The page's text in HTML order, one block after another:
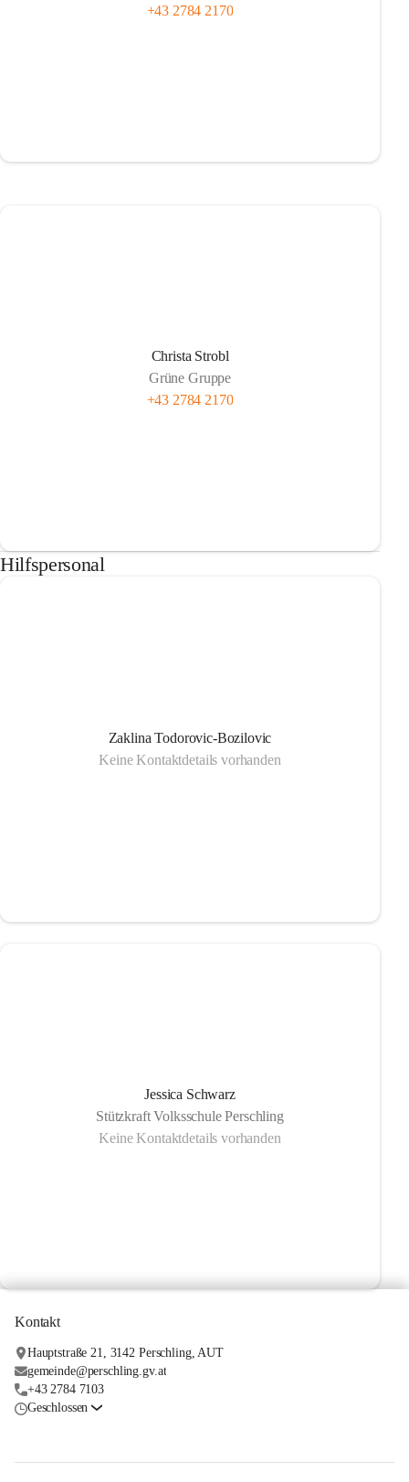
+43 2784 2170
Christa Strobl
Grüne Gruppe
+43 2784 2170
Hilfspersonal
Zaklina Todorovic-Bozilovic
Keine Kontaktdetails vorhanden
Jessica Schwarz
Stützkraft Volksschule Perschling
Keine Kontaktdetails vorhanden
Kontakt
Hauptstraße 21, 3142 Perschling, AUT
gemeinde@perschling.gv.at
+43 2784 7103
Geschlossen